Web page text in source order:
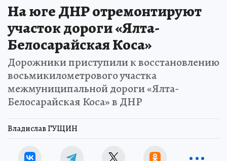
На юге ДНР отремонтируют
участок дороги «Ялта-
Белосарайская Коса»
Дорожники приступили к восстановлению
восьмикилометрового участка
межмуниципальной дороги «Ялта-
Белосарайская Коса» в ДНР
Владислав ГУЩИН